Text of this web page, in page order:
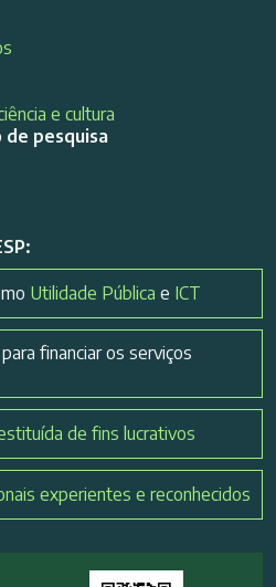
e cultura
de pesquisa
Utilidade Pública e ICT
para financiar os serviços
de fins lucrativos
experientes e reconhecidos